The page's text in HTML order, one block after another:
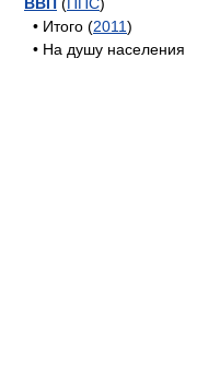
• Итого (2011)
• На душу населения